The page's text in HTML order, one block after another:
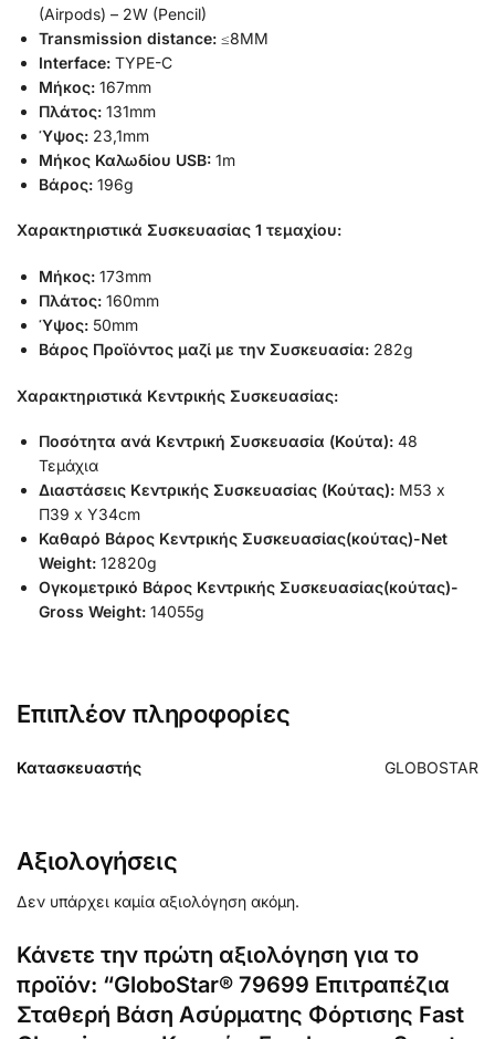
(Airpods) – 2W (Pencil)
Transmission distance: ≤8MM
Interface: TYPE-C
Μήκος: 167mm
Πλάτος: 131mm
Ύψος: 23,1mm
Μήκος Καλωδίου USB: 1m
Βάρος: 196g
Χαρακτηριστικά Συσκευασίας 1 τεμαχίου:
Μήκος: 173mm
Πλάτος: 160mm
Ύψος: 50mm
Βάρος Προϊόντος μαζί με την Συσκευασία: 282g
Χαρακτηριστικά Κεντρικής Συσκευασίας:
Ποσότητα ανά Κεντρική Συσκευασία (Κούτα): 48
Τεμάχια
Διαστάσεις Κεντρικής Συσκευασίας (Κούτας): Μ53 x
Π39 x Υ34cm
Καθαρό Βάρος Κεντρικής Συσκευασίας(κούτας)-Net
Weight: 12820g
Ογκομετρικό Βάρος Κεντρικής Συσκευασίας(κούτας)-
Gross Weight: 14055g
Επιπλέον πληροφορίες
Κατασκευαστής GLOBOSTAR
Αξιολογήσεις
Δεν υπάρχει καμία αξιολόγηση ακόμη.
Κάνετε την πρώτη αξιολόγηση για το
προϊόν: “GloboStar® 79699 Επιτραπέζια
Σταθερή Βάση Ασύρματης Φόρτισης Fast